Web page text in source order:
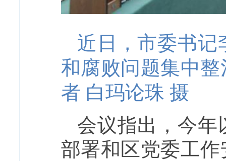
近日，市委书记
和腐败问题集中
者 白玛论珠 摄
会议指出，今年
部署和区党委工